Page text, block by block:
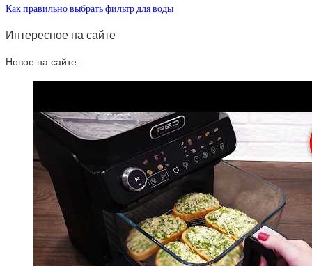
Как правильно выбрать фильтр для воды
Интересное на сайте
Новое на сайте: